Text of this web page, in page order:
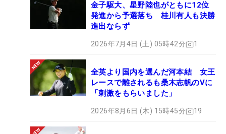
金子駆大、星野陸也がともに12位
発進から予選落ち 桂川有人も決勝
進出ならず
2026年7月4日 (土) 05時42分 1
全英より国内を選んだ河本結 女王
レースで離されるも桑木志帆のVに
「刺激をもらいました」
2026年8月6日 (木) 15時45分 19